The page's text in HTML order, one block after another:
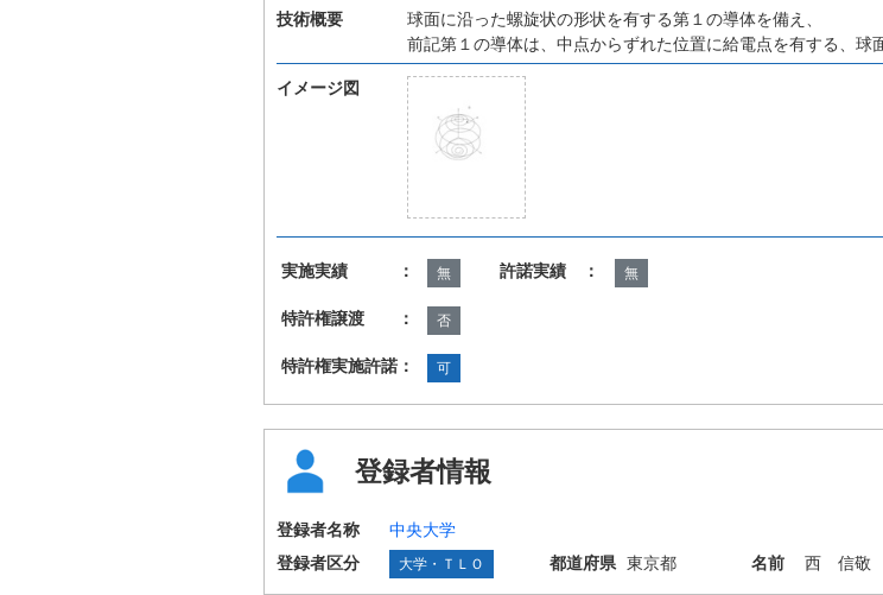
技術概要
球面に沿った螺旋状の形状を有する第１の導体を備え、
前記第１の導体は、中点からずれた位置に給電点を有する、球
イメージ図
実施実績 ： 無 許諾実績 ： 無
特許権譲渡 ： 否
特許権実施許諾： 可
登録者情報
登録者名称
中央大学
登録者区分
大学・ＴＬＯ 都道府県 東京都 名前 西 信敬